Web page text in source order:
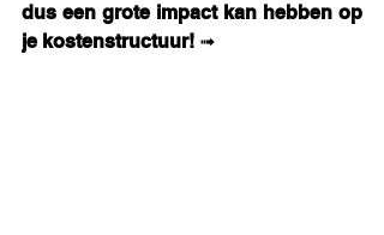
dus een grote impact kan hebben op
je kostenstructuur! ➟